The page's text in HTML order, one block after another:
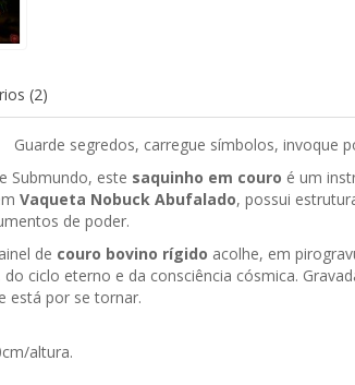
(2)
Guarde segredos, carregue símbolos, invoque
Submundo, este saquinho em couro é um
Vaqueta Nobuck Abufalado, possui
de poder.
de couro bovino rígido acolhe, em
ciclo eterno e da consciência cósmica.
está por se tornar.
altura.